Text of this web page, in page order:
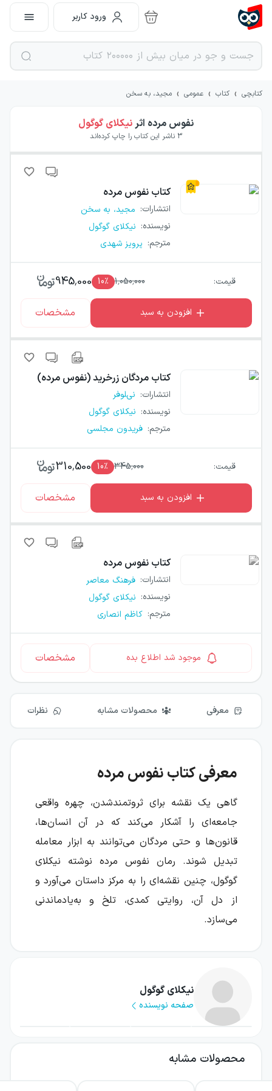
ورود کاربر
کتابچی › کتاب › عمومی › مجید، به سخن
نفوس مرده اثرنیکلای گوگول
3 ناشر این کتاب را چاپ کرده‌اند
کتاب نفوس مرده
انتشارات: مجید، به سخن
نویسنده: نیکلای گوگول
مترجم: پرویز شهدی
قیمت: 1,050,000
10٪ 945,000
افزودن به سبد مشخصات
کتاب مردگان زرخرید (نفوس مرده)
انتشارات: نیلوفر
نویسنده: نیکلای گوگول
مترجم: فریدون مجلسی
قیمت: 345,000
10٪ 310,500
افزودن به سبد مشخصات
کتاب نفوس مرده
انتشارات: فرهنگ معاصر
نویسنده: نیکلای گوگول
مترجم: کاظم انصاری
موجود شد اطلاع بده مشخصات
معرفی محصولات مشابه نظرات
معرفی کتاب نفوس مرده
گاهی یک نقشه برای ثروتمندشدن، چهره واقعی
جامعه‌ای را آشکار می‌کند که در آن انسان‌ها،
قانون‌ها و حتی مردگان می‌توانند به ابزار معامله
تبدیل شوند. رمان نفوس مرده نوشته نیکلای
گوگول، چنین نقشه‌ای را به مرکز داستان می‌آورد و
از دل آن، روایتی کمدی، تلخ و به‌یادماندنی
می‌سازد.
در این رمان، چیچیکوف، مردی میانسال از طبقه
متوسط، در سراسر روسیه سفر می‌کند و می‌کوشد
با خرید ارزان رعیت‌هایی که تازه مرده‌اند، اما
راهی برای رسیدن سریع به ثروت پیدا کند. او
نیکلای گوگول
صفحه نویسنده
محصولات مشابه